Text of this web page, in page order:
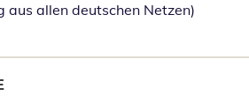
aus allen deutschen Netzen)